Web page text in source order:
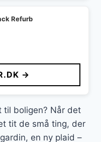
Refurb
→
til boligen? Når det
tit de små ting, der
en ny plaid –